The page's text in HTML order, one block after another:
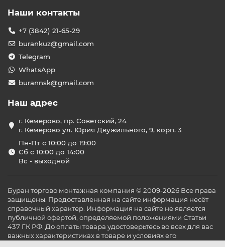
Наши контакты
+7 (3842) 21-65-29
burankuz@gmail.com
Telegram
WhatsApp
burannsk@gmail.com
Наш адрес
г. Кемерово, пр. Советский, 24
г. Кемерово ул. Юрия Двужильного, 9, корп. 3
Пн-Пт с 10:00 до 19:00
Сб с 10:00 до 14:00
Вс - выходной
Буран торгово монтажная компания © 2009-2026 Все права
защищены. Предоставленная на сайте информация несёт
справочный характер. Информация на сайте не является
публичной офертой, определяемой положениями Статьи
437 ГК РФ. До оплаты товара удостоверьтесь во всех для вас
важных характеристиках в товаре и условиях его